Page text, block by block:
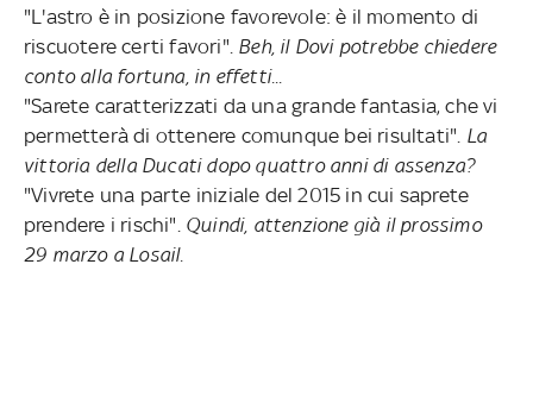
"L'astro è in posizione favorevole: è il momento di
riscuotere certi favori". Beh, il Dovi potrebbe chiedere
conto alla fortuna, in effetti...
"Sarete caratterizzati da una grande fantasia, che vi
permetterà di ottenere comunque bei risultati". La
vittoria della Ducati dopo quattro anni di assenza?
"Vivrete una parte iniziale del 2015 in cui saprete
prendere i rischi". Quindi, attenzione già il prossimo
29 marzo a Losail.